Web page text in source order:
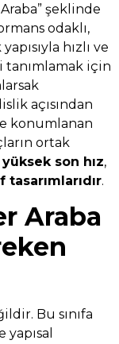
şeklinde
odaklı,
hızlı ve
için
açısından
konumlanan
ortak
yüksek son hız,
tasarımlarıdır.
Araba
Bu sınıfa